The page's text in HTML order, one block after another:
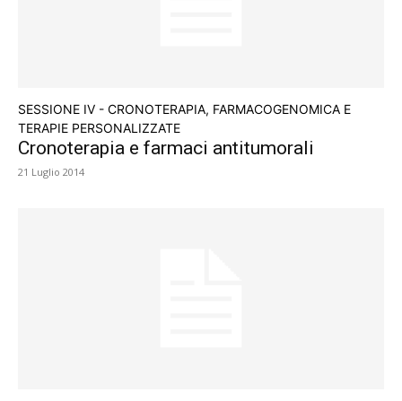
SESSIONE IV - CRONOTERAPIA, FARMACOGENOMICA E
TERAPIE PERSONALIZZATE
Cronoterapia e farmaci antitumorali
21 Luglio 2014